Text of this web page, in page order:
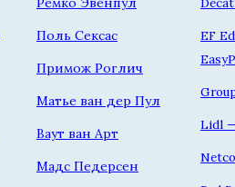
Поль Сексас
Примож Роглич
Матье ван дер Пул
Ваут ван Арт
Мадс Педерсен
EF
Lidl